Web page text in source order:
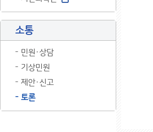
소통
민원·상담
기상민원
제안·신고
토론